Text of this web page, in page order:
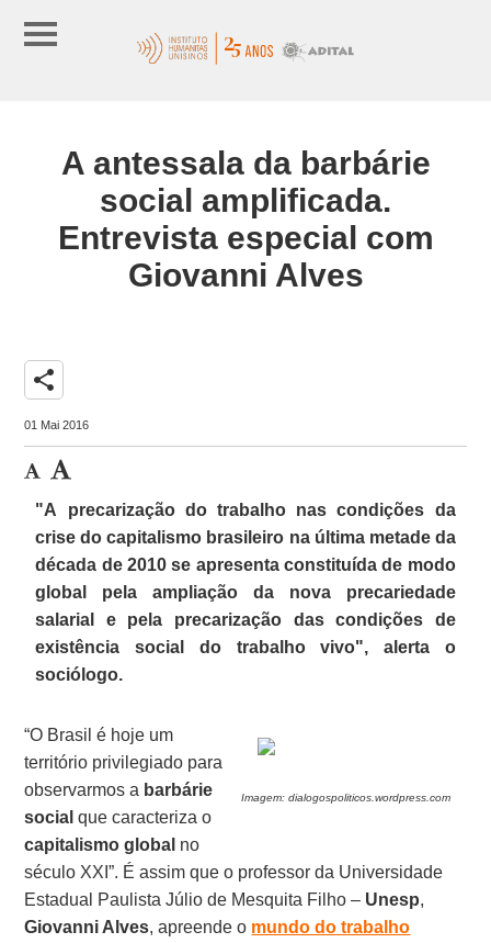
A antessala da barbárie
social amplificada.
Entrevista especial com
Giovanni Alves
share
01 Mai 2016
"A precarização do trabalho nas condições da
crise do capitalismo brasileiro na última metade da
década de 2010 se apresenta constituída de modo
global pela ampliação da nova precariedade
salarial e pela precarização das condições de
existência social do trabalho vivo", alerta o
sociólogo.
Imagem: dialogospoliticos.wordpress.com
“O Brasil é hoje um
território privilegiado para
observarmos a barbárie
social que caracteriza o
capitalismo global no
século XXI”. É assim que o professor da Universidade
Estadual Paulista Júlio de Mesquita Filho – Unesp,
Giovanni Alves, apreende o mundo do trabalho